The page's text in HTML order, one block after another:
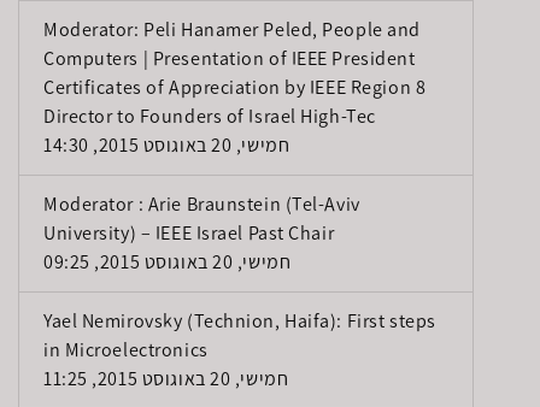
Moderator: Peli Hanamer Peled, People and
Computers | Presentation of IEEE President
Certificates of Appreciation by IEEE Region 8
Director to Founders of Israel High-Tec
חמישי, 20 באוגוסט 2015, 14:30
Moderator : Arie Braunstein (Tel-Aviv
University) – IEEE Israel Past Chair
חמישי, 20 באוגוסט 2015, 09:25
Yael Nemirovsky (Technion, Haifa): First steps
in Microelectronics
חמישי, 20 באוגוסט 2015, 11:25